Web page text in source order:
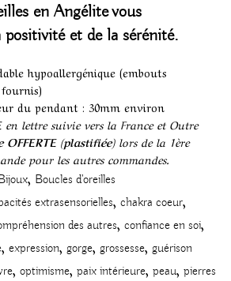
en Angélitevous
et de la sérénité.
hypoallergénique (embouts
du pendant : 30mm environ
en lettre suivie vers la France et Outre
(plastifiée)lors de la 1ère
pour les autres commandes.
, Boucles d'oreilles
extrasensorielles, chakra coeur,
des autres, confiance en soi,
, expression, gorge, grossesse, guérison
, optimisme, paix intérieure, peau, pierres